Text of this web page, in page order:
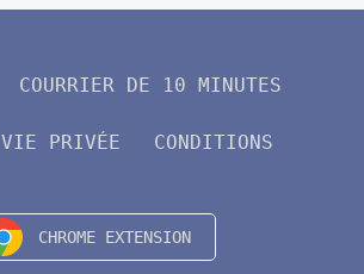
COURRIER DE 10 MINUTES
VIE PRIVÉE CONDITIONS